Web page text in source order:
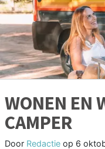
WONEN EN
CAMPER
Door Redactie op 6